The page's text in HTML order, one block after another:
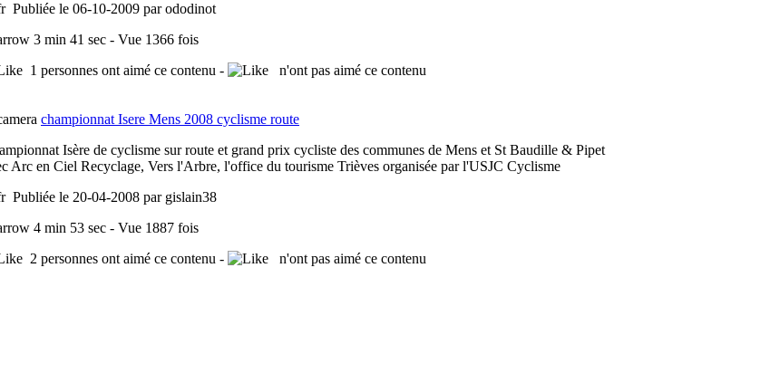
Publiée le 06-10-2009 par ododinot
3 min 41 sec - Vue 1366 fois
1 personnes ont aimé ce contenu -
n'ont pas aimé ce contenu
championnat Isere Mens 2008 cyclisme route
Isère de cyclisme sur route et grand prix cycliste des communes de Mens et St Baudille & Pipet
Arc en Ciel Recyclage, Vers l'Arbre, l'office du tourisme Trièves organisée par l'USJC Cyclisme
Publiée le 20-04-2008 par gislain38
4 min 53 sec - Vue 1887 fois
2 personnes ont aimé ce contenu -
n'ont pas aimé ce contenu